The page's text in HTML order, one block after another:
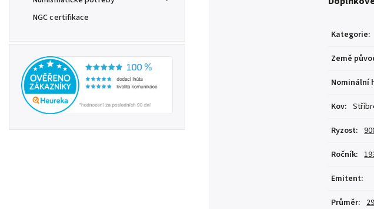
NGC certifikace
Kategorie:
Země
Nominální
Kov:
Ryzost:
Ročník:
Emitent:
Průměr: